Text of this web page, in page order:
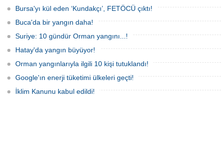
Bursa'yı kül eden ‘Kundakçı’, FETÖCÜ çıktı!
Buca'da bir yangın daha!
Suriye: 10 gündür Orman yangını...!
Hatay'da yangın büyüyor!
Orman yangınlarıyla ilgili 10 kişi tutuklandı!
Google'ın enerji tüketimi ülkeleri geçti!
İklim Kanunu kabul edildi!